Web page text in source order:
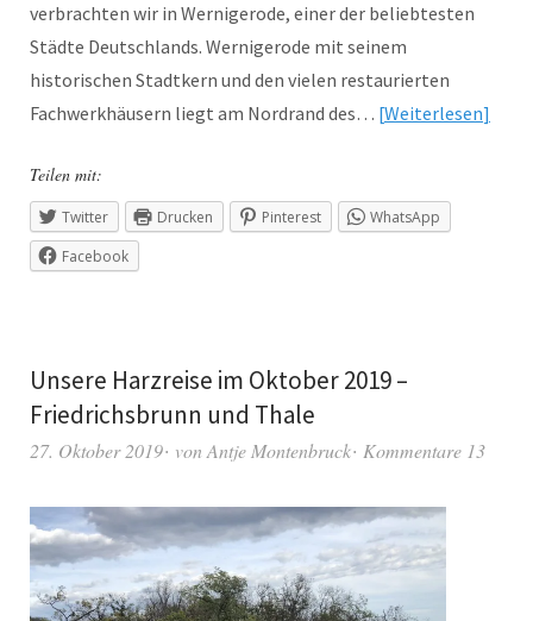
verbrachten wir in Wernigerode, einer der beliebtesten
Städte Deutschlands. Wernigerode mit seinem
historischen Stadtkern und den vielen restaurierten
Fachwerkhäusern liegt am Nordrand des… Weiterlesen
Teilen mit:
Twitter Drucken Pinterest
WhatsApp
Facebook
Unsere Harzreise im Oktober 2019 –
Friedrichsbrunn und Thale
27. Oktober 2019 vonAntje Montenbruck Kommentare 13